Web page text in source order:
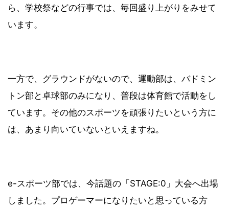
ら、学校祭などの行事では、毎回盛り上がりをみせて
います。
一方で、グラウンドがないので、運動部は、バドミン
トン部と卓球部のみになり、普段は体育館で活動をし
ています。その他のスポーツを頑張りたいという方に
は、あまり向いていないといえますね。
e-スポーツ部では、今話題の「STAGE:0」大会へ出場
しました。プロゲーマーになりたいと思っている方